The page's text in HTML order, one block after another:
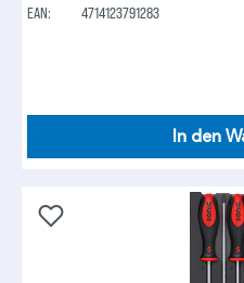
EAN:
4714123791283
In den